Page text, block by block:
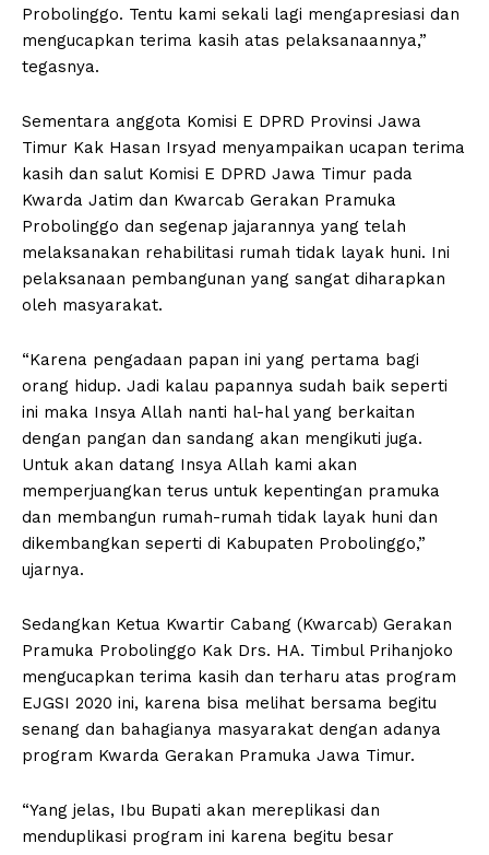
Probolinggo. Tentu kami sekali lagi mengapresiasi dan
mengucapkan terima kasih atas pelaksanaannya,”
tegasnya.
Sementara anggota Komisi E DPRD Provinsi Jawa
Timur Kak Hasan Irsyad menyampaikan ucapan terima
kasih dan salut Komisi E DPRD Jawa Timur pada
Kwarda Jatim dan Kwarcab Gerakan Pramuka
Probolinggo dan segenap jajarannya yang telah
melaksanakan rehabilitasi rumah tidak layak huni. Ini
pelaksanaan pembangunan yang sangat diharapkan
oleh masyarakat.
“Karena pengadaan papan ini yang pertama bagi
orang hidup. Jadi kalau papannya sudah baik seperti
ini maka Insya Allah nanti hal-hal yang berkaitan
dengan pangan dan sandang akan mengikuti juga.
Untuk akan datang Insya Allah kami akan
memperjuangkan terus untuk kepentingan pramuka
dan membangun rumah-rumah tidak layak huni dan
dikembangkan seperti di Kabupaten Probolinggo,”
ujarnya.
Sedangkan Ketua Kwartir Cabang (Kwarcab) Gerakan
Pramuka Probolinggo Kak Drs. HA. Timbul Prihanjoko
mengucapkan terima kasih dan terharu atas program
EJGSI 2020 ini, karena bisa melihat bersama begitu
senang dan bahagianya masyarakat dengan adanya
program Kwarda Gerakan Pramuka Jawa Timur.
“Yang jelas, Ibu Bupati akan mereplikasi dan
menduplikasi program ini karena begitu besar